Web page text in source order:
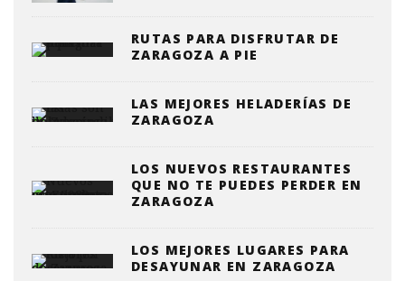
RUTAS PARA DISFRUTAR DE
ZARAGOZA A PIE
LAS MEJORES HELADERÍAS DE
ZARAGOZA
LOS NUEVOS RESTAURANTES
QUE NO TE PUEDES PERDER EN
ZARAGOZA
LOS MEJORES LUGARES PARA
DESAYUNAR EN ZARAGOZA